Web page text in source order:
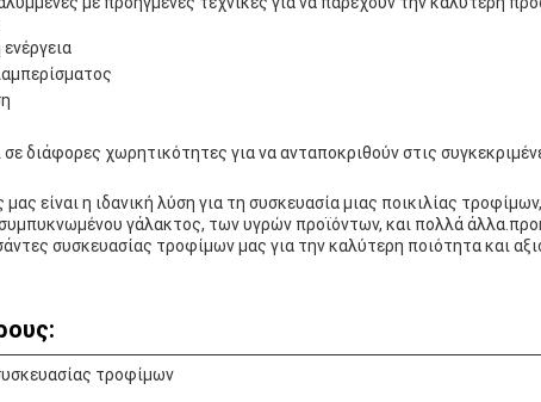
σε διάφορες χωρητικότητες για να ανταποκριθούν στις
είναι η ιδανική λύση για τη συσκευασία μιας ποικιλίας τροφίμων,
γάλακτος, των υγρών προϊόντων, και πολλά
συσκευασίας τροφίμων μας για την καλύτερη ποιότητα και
τροφίμων